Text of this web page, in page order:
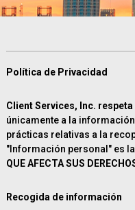
Política de Privacidad
Client Services, Inc.
únicamente a la
prácticas relativas a la
"Información personal" es
QUE AFECTA SUS
Recogida de información